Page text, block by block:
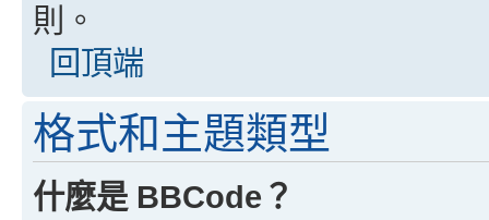
則。
回頂端
格式和主題類型
什麼是 BBCode？